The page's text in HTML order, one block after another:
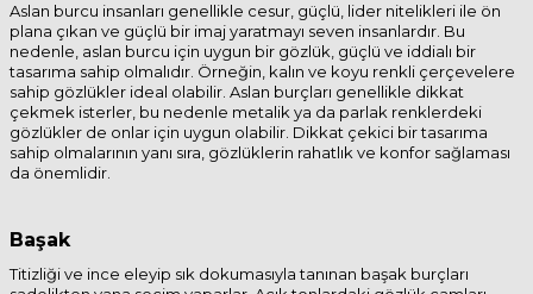
Aslan burcu insanları genellikle cesur, güçlü, lider nitelikleri ile ön
plana çıkan ve güçlü bir imaj yaratmayı seven insanlardır. Bu
nedenle, aslan burcu için uygun bir gözlük, güçlü ve iddialı bir
tasarıma sahip olmalıdır. Örneğin, kalın ve koyu renkli çerçevelere
sahip gözlükler ideal olabilir. Aslan burçları genellikle dikkat
çekmek isterler, bu nedenle metalik ya da parlak renklerdeki
gözlükler de onlar için uygun olabilir. Dikkat çekici bir tasarıma
sahip olmalarının yanı sıra, gözlüklerin rahatlık ve konfor sağlaması
da önemlidir.
Başak
Titizliği ve ince eleyip sık dokumasıyla tanınan başak burçları